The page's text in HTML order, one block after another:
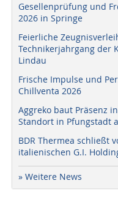
Gesellenprüfung und
2026 in Springe
Feierliche
Technikerjahrgang der
Lindau
Frische Impulse und
Chillventa 2026
Aggreko baut Präsenz
Standort in Pfungstadt
BDR Thermea schließt
italienischen G.I.
» Weitere News